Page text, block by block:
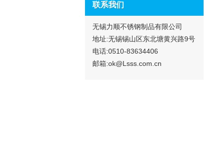
联系我们
无锡力顺不锈钢制品有限公司
地址:无锡锡山区东北塘黄兴路9号
电话:0510-83634406
邮箱:ok@Lsss.com.cn